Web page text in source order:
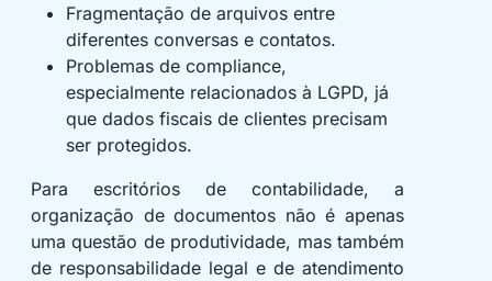
Fragmentação de arquivos entre
diferentes conversas e contatos.
Problemas de compliance,
especialmente relacionados à LGPD, já
que dados fiscais de clientes precisam
ser protegidos.
Para escritórios de contabilidade, a
organização de documentos não é apenas
uma questão de produtividade, mas também
de responsabilidade legal e de atendimento